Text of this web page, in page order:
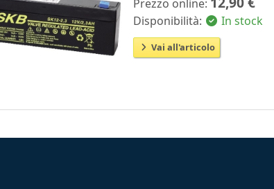
Prezzo online:
Disponibilità: In stock
Vai all'articolo